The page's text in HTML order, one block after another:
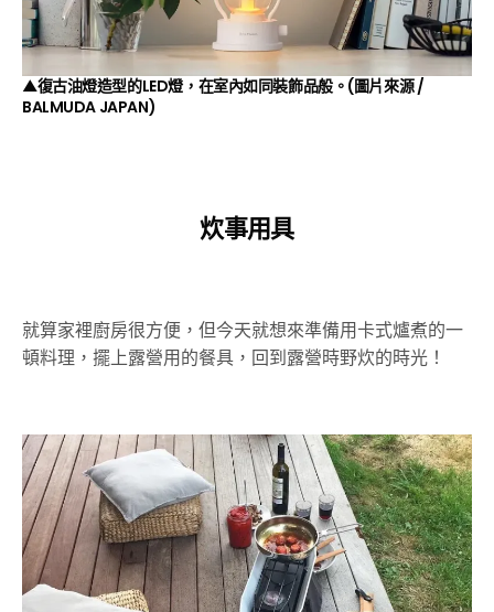
▲復古油燈造型的LED燈，在室內如同裝飾品般。(圖片來源 /
BALMUDA JAPAN)
炊事用具
就算家裡廚房很方便，但今天就想來準備用卡式爐煮的一
頓料理，擺上露營用的餐具，回到露營時野炊的時光！